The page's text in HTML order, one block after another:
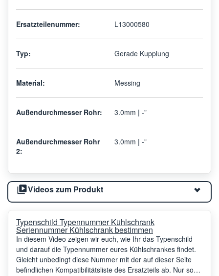
Ersatzteilenummer: L13000580
Typ: Gerade Kupplung
Material: Messing
Außendurchmesser Rohr: 3.0mm | -"
Außendurchmesser Rohr
2:
3.0mm | -"
Videos zum Produkt
Typenschild Typennummer Kühlschrank
Seriennummer Kühlschrank bestimmen
In diesem Video zeigen wir euch, wie Ihr das Typenschild
und darauf die Typennummer eures Kühlschrankes findet.
Gleicht unbedingt diese Nummer mit der auf dieser Seite
befindlichen Kompatibilitätsliste des Ersatzteils ab. Nur so